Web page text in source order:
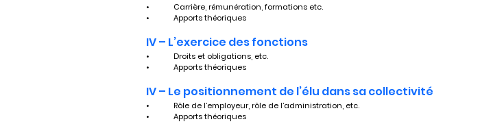
•	Carrière, rémunération, formations etc.
•	Apports théoriques
IV – L’exercice des fonctions
•	Droits et obligations, etc.
•	Apports théoriques
IV – Le positionnement de l’élu dans sa collectivité
•	Rôle de l’employeur, rôle de l’administration, etc.
•	Apports théoriques